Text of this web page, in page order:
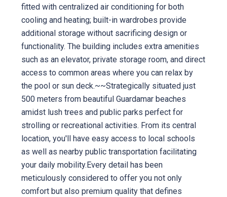
fitted with centralized air conditioning for both
cooling and heating; built-in wardrobes provide
additional storage without sacrificing design or
functionality. The building includes extra amenities
such as an elevator, private storage room, and direct
access to common areas where you can relax by
the pool or sun deck.~~Strategically situated just
500 meters from beautiful Guardamar beaches
amidst lush trees and public parks perfect for
strolling or recreational activities. From its central
location, you'll have easy access to local schools
as well as nearby public transportation facilitating
your daily mobility.Every detail has been
meticulously considered to offer you not only
comfort but also premium quality that defines